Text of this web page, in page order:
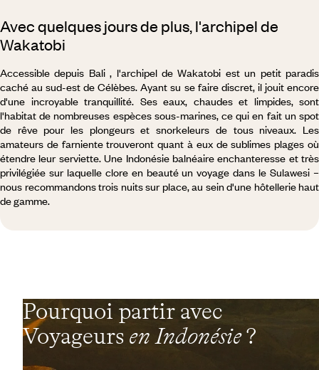
Avec quelques jours de plus, l'archipel de
Wakatobi
Accessible depuis Bali , l'archipel de Wakatobi est un petit paradis
caché au sud-est de Célèbes. Ayant su se faire discret, il jouit encore
d'une incroyable tranquillité. Ses eaux, chaudes et limpides, sont
l'habitat de nombreuses espèces sous-marines, ce qui en fait un spot
de rêve pour les plongeurs et snorkeleurs de tous niveaux. Les
amateurs de farniente trouveront quant à eux de sublimes plages où
étendre leur serviette. Une Indonésie balnéaire enchanteresse et très
privilégiée sur laquelle clore en beauté un voyage dans le Sulawesi –
nous recommandons trois nuits sur place, au sein d'une hôtellerie haut
de gamme.
Pourquoi partir avec
Voyageurs en Indonésie?